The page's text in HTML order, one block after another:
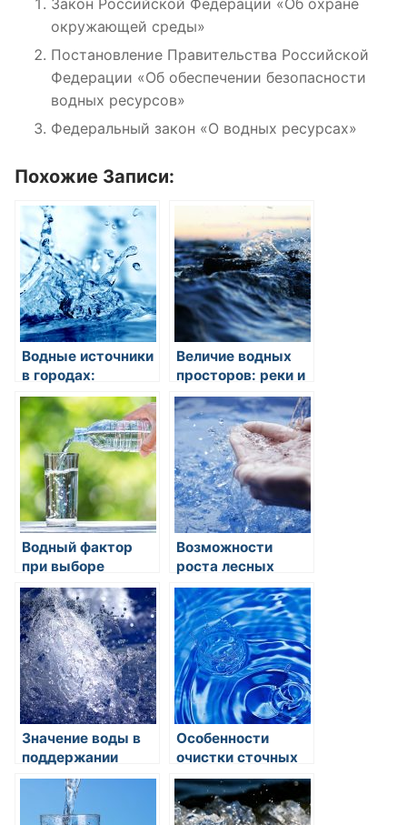
Закон Российской Федерации «Об охране
окружающей среды»
Постановление Правительства Российской
Федерации «Об обеспечении безопасности
водных ресурсов»
Федеральный закон «О водных ресурсах»
Похожие Записи:
Водные источники
в городах:
важность
сохранения их
чистоты
Величие водных
просторов: реки и
озера как стражи
экологического
баланса
Водный фактор
при выборе
местоположения
жилых объектов и
предприятий
Возможности
роста лесных
насаждений около
водных
источников
Значение воды в
поддержании
биологического
разнообразия
Особенности
очистки сточных
вод от
сельскохозяйственных
угроз